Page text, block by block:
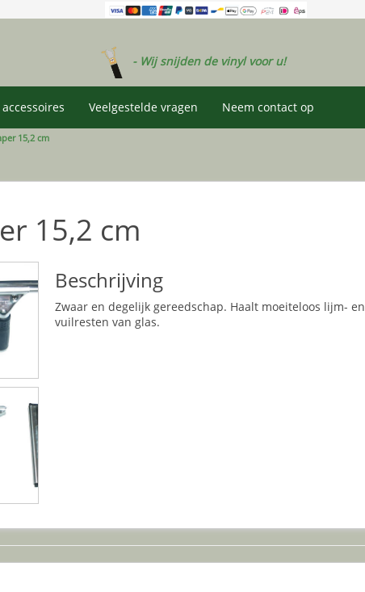
- Wij snijden de vinyl voor u!
Veelgestelde vragen Neem contact op
15,2 cm
15,2 cm
Beschrijving
Zwaar en degelijk gereedschap. Haalt moeiteloos lijm- en
vuilresten van glas.